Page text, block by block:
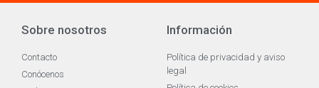
Sobre nosotros
Contacto
Conócenos
Información
Política de privacidad y aviso
legal